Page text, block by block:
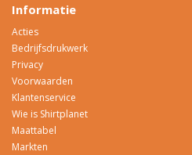
Informatie
Acties
Bedrijfsdrukwerk
Privacy
Voorwaarden
Klantenservice
Wie is Shirtplanet
Maattabel
Markten